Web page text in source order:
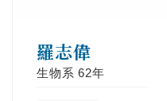
羅志偉
生物系 62年